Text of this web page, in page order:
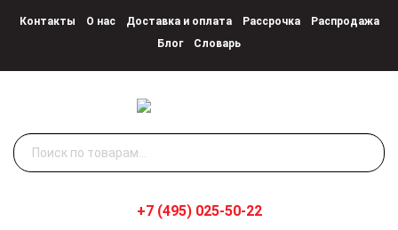
Контакты О нас Доставка и оплата Рассрочка
Распродажа
Блог
Словарь
Искать:
+7 (495) 025-50-22